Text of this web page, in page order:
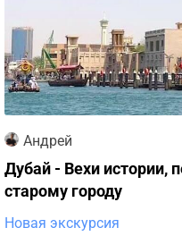
Андрей
Дубай - Вехи истории,
старому городу
Новая экскурсия